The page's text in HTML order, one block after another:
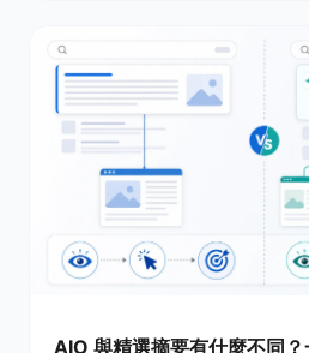
AIO 與精選摘要有什麼不同